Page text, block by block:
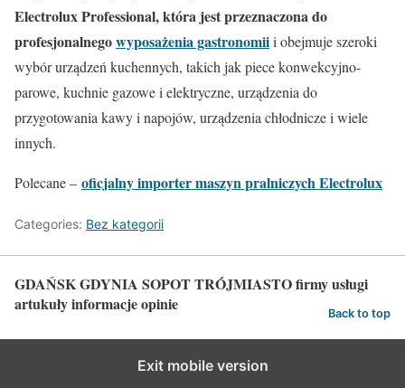
Electrolux Professional, która jest przeznaczona do
profesjonalnegowyposażenia gastronomiii obejmuje szeroki
wybór urządzeń kuchennych, takich jak piece konwekcyjno-
parowe, kuchnie gazowe i elektryczne, urządzenia do
przygotowania kawy i napojów, urządzenia chłodnicze i wiele
innych.
Polecane – oficjalny importer maszyn pralniczych Electrolux
Categories: Bez kategorii
GDAŃSK GDYNIA SOPOT TRÓJMIASTO firmy usługi
artukuły informacje opinie
Back to top
Exit mobile version